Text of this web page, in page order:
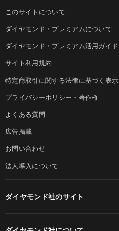
このサイトについて
ダイヤモンド・プレミアムについて
ダイヤモンド・プレミアム活用ガイド
サイト利用規約
特定商取引に関する法律に基づく表示
プライバシーポリシー・著作権
よくある質問
広告掲載
お問い合わせ
法人導入について
ダイヤモンド社のサイト